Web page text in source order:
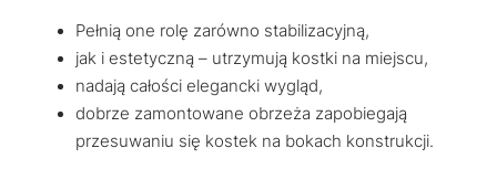
Pełnią one rolę zarówno stabilizacyjną,
jak i estetyczną – utrzymują kostki na miejscu,
nadają całości elegancki wygląd,
dobrze zamontowane obrzeża zapobiegają
przesuwaniu się kostek na bokach konstrukcji.